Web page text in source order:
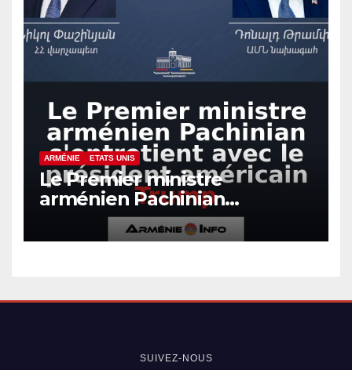
ARMÉNIE ETATS UNIS
Le Premier ministre
arménien Pachinian
s’entretient avec le président
américain Trump
SUIVEZ-NOUS